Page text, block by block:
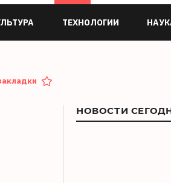
ТЕХНОЛОГИИ
НОВОСТИ